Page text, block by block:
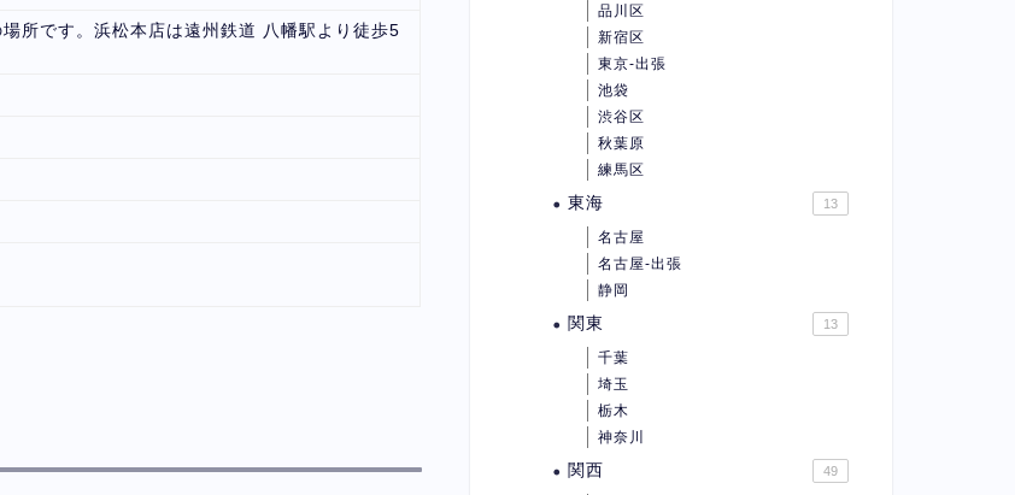
所です。浜松本店は遠州鉄道 八幡駅より徒歩5
品川区
新宿区
東京-出張
池袋
渋谷区
秋葉原
練馬区
東海 13
名古屋
名古屋-出張
静岡
関東 13
千葉
埼玉
栃木
神奈川
関西 49